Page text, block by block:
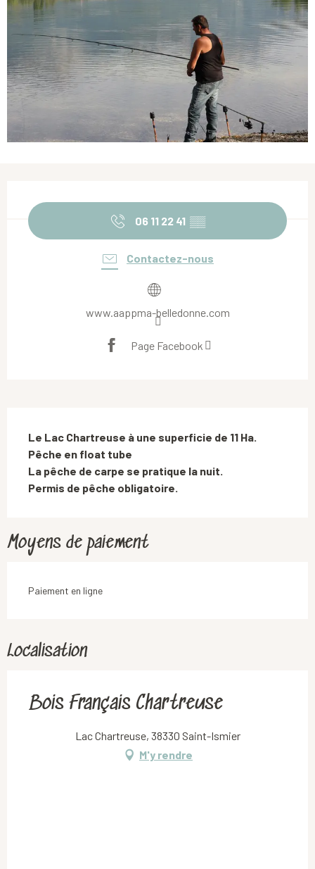
06 11 22 41 ▒▒
Contactez-nous
www.aappma-belledonne.com
Page Facebook
Le Lac Chartreuse à une superficie de 11 Ha.
Pêche en float tube
La pêche de carpe se pratique la nuit.
Permis de pêche obligatoire.
Moyens de paiement
Paiement en ligne
Localisation
Bois Français Chartreuse
Lac Chartreuse, 38330 Saint-Ismier
M'y rendre